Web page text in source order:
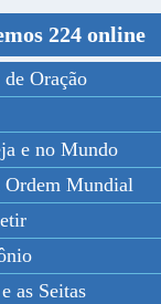
224 online
Oração
e no Mundo
Ordem Mundial
as Seitas